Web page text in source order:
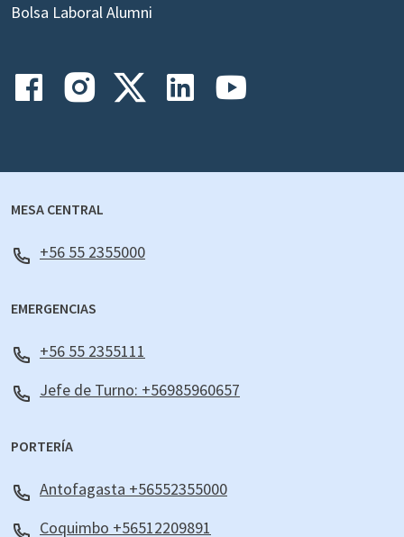
Bolsa Laboral Alumni
MESA CENTRAL
+56 55 2355000
EMERGENCIAS
+56 55 2355111
Jefe de Turno: +56985960657
PORTERÍA
Antofagasta +56552355000
Coquimbo +56512209891